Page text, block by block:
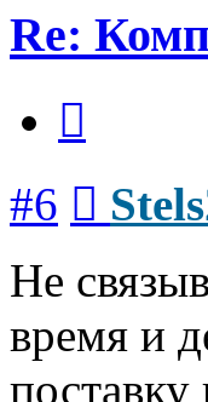
Re:
#6
Не
время и